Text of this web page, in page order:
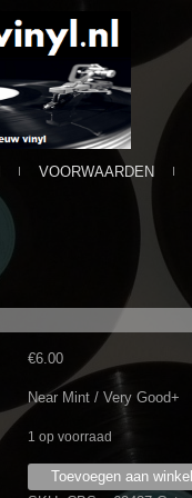
VOORWAARDEN
€6.00
Near Mint / Very Good+
1 op voorraad
MartyToevoegen aan